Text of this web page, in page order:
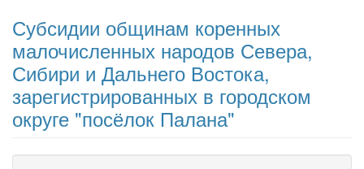
Субсидии общинам коренных
малочисленных народов Севера,
Сибири и Дальнего Востока,
зарегистрированных в городском
округе "посёлок Палана"